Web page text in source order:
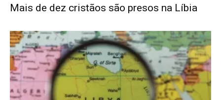
Mais de dez cristãos são presos na Líbia